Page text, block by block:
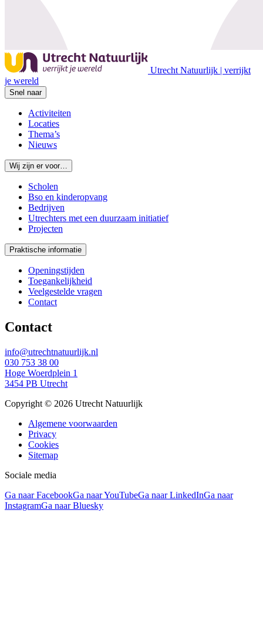
Utrecht Natuurlijk | verrijkt
je wereld
Snel naar
Activiteiten
Locaties
Thema’s
Nieuws
Wij zijn er voor…
Scholen
Bso en kinderopvang
Bedrijven
Utrechters met een duurzaam initiatief
Projecten
Praktische informatie
Openingstijden
Toegankelijkheid
Veelgestelde vragen
Contact
Contact
info@utrechtnatuurlijk.nl
030 753 38 00
Hoge Woerdplein 1
3454 PB Utrecht
Copyright © 2026 Utrecht Natuurlijk
Algemene voorwaarden
Privacy
Cookies
Sitemap
Sociale media
Ga naar FacebookGa naar YouTubeGa naar LinkedInGa naar
InstagramGa naar Bluesky